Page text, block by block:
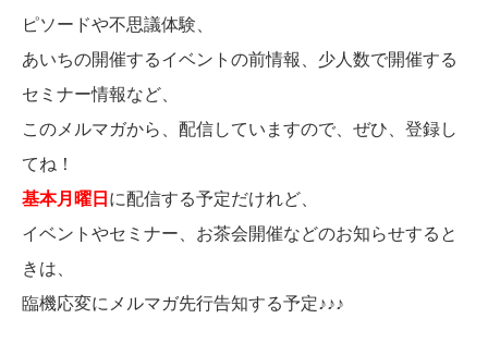
ピソードや不思議体験、
あいちの開催するイベントの前情報、少人数で開催する
セミナー情報など、
このメルマガから、配信していますので、ぜひ、登録し
てね！
基本月曜日 に配信する予定だけれど、
イベントやセミナー、お茶会開催などのお知らせすると
きは、
臨機応変にメルマガ先行告知する予定♪♪♪